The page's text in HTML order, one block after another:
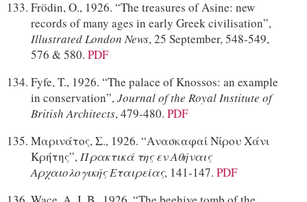
Frödin, O., 1926. “The treasures of Asine: new
records of many ages in early Greek civilisation”,
Illustrated London News, 25 September, 548-549,
576 & 580. PDF
Fyfe, T., 1926. “The palace of Knossos: an example
in conservation”,Journal of the Royal Institute of
British Architects, 479-480. PDF
Μαρινάτος, Σ., 1926. “Ανασκαφαί Νίρου Χάνι
Κρήτης”,Πρακτικά της εν Αθήναις
Αρχαιολογικής Εταιρείας, 141-147. PDF